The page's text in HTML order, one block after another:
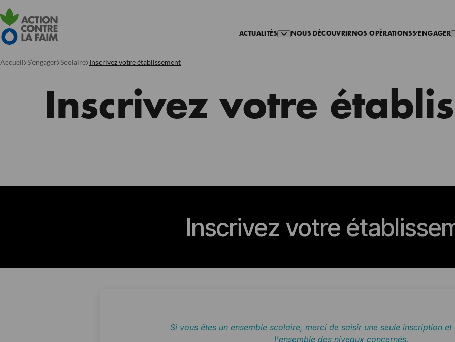
ACTUALITÉS NOUS DÉCOUVRIR NOS OPÉRATIONSS’ENGAGER
Accueil S’engager Scolaire Inscrivez votre établissement
Inscrivez votre